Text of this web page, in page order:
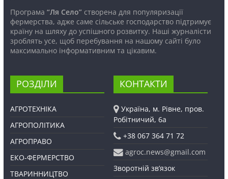
Програма “Ля Село”створена для популяризації
фермерства, адже саме сільське господарство підтримує
країну на шляху до успішного розвитку. Наші журналісти
зроблять усе, щоб перебування на нашому сайті було
максимально інформативним та цікавим.
РОЗДІЛИ
АГРОТЕХНІКА
АГРОПОЛІТИКА
АГРОПРАВО
ЕКО-ФЕРМЕРСТВО
ТВАРИННИЦТВО
КОНТАКТИ
Україна, м. Рівне, пров.
Робітничий, 6а
+38 067 364 71 72
agroc.news@gmail.com
Зворотній зв’язок